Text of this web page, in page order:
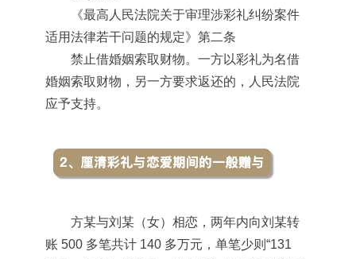
《最高人民法院关于审理涉彩礼纠纷案件
适用法律若干问题的规定》第二条
禁止借婚姻索取财物。一方以彩礼为名借
婚姻索取财物，另一方要求返还的，人民法院
应予支持。
方某与刘某（女）相恋，两年内向刘某转
账 500 多笔共计 140 多万元，单笔少则“131